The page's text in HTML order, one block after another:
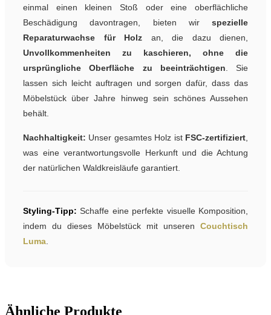
einmal einen kleinen Stoß oder eine oberflächliche
Beschädigung davontragen, bieten wir spezielle
Reparaturwachse für Holz an, die dazu dienen,
Unvollkommenheiten zu kaschieren, ohne die
ursprüngliche Oberfläche zu beeinträchtigen . Sie
lassen sich leicht auftragen und sorgen dafür, dass das
Möbelstück über Jahre hinweg sein schönes Aussehen
behält.
Nachhaltigkeit: Unser gesamtes Holz ist FSC-zertifiziert
was eine verantwortungsvolle Herkunft und die Achtung
der natürlichen Waldkreisläufe garantiert.
Styling-Tipp: Schaffe eine perfekte visuelle Komposition,
indem du dieses Möbelstück mit unseren Couchtisch
Luma
Ähnliche Produkte